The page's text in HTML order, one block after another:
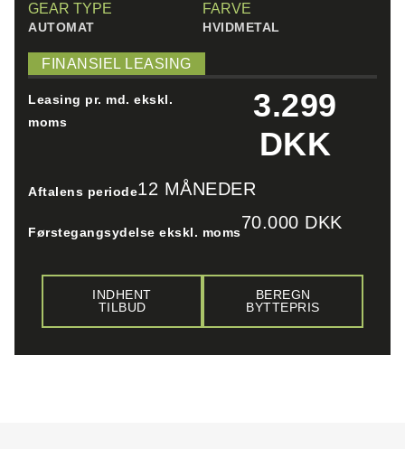
GEAR TYPE
AUTOMAT
FARVE
HVIDMETAL
FINANSIEL LEASING
Leasing pr. md. ekskl.
moms
3.299
DKK
Aftalens periode12 MÅNEDER
Førstegangsydelse ekskl. moms70.000 DKK
INDHENT
TILBUD
BEREGN
BYTTEPRIS